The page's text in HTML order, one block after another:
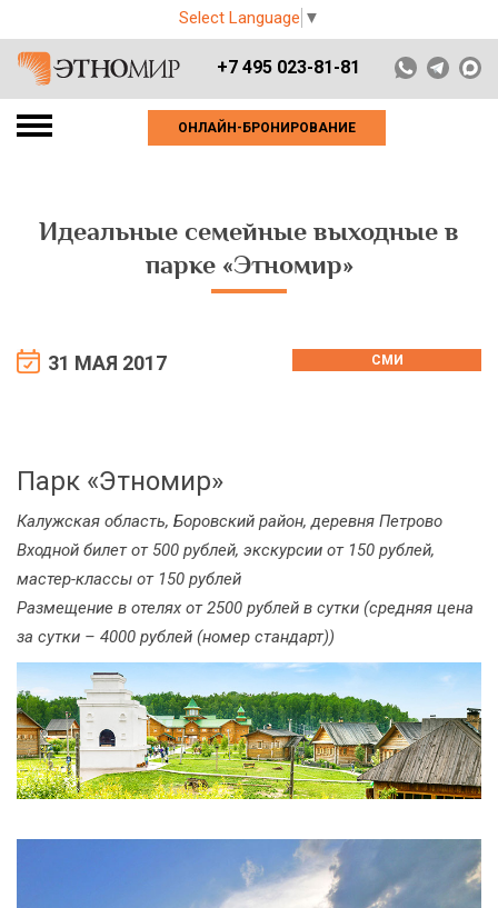
Select Language ▼
+7 495 023-81-81
ОНЛАЙН-БРОНИРОВАНИЕ
Идеальные семейные выходные в
парке «Этномир»
31 МАЯ 2017 СМИ
Парк «Этномир»
Калужская область, Боровский район, деревня Петрово
Входной билет от 500 рублей, экскурсии от 150 рублей,
мастер-классы от 150 рублей
Размещение в отелях от 2500 рублей в сутки (средняя цена
за сутки – 4000 рублей (номер стандарт))